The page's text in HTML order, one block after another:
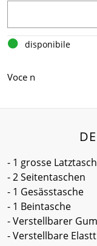
disponibile
Voce n
- 1 grosse
- 2 Seitentaschen
- 1 Gesässtasche
- 1 Beintasche
- Verstellbarer
- Verstellbare